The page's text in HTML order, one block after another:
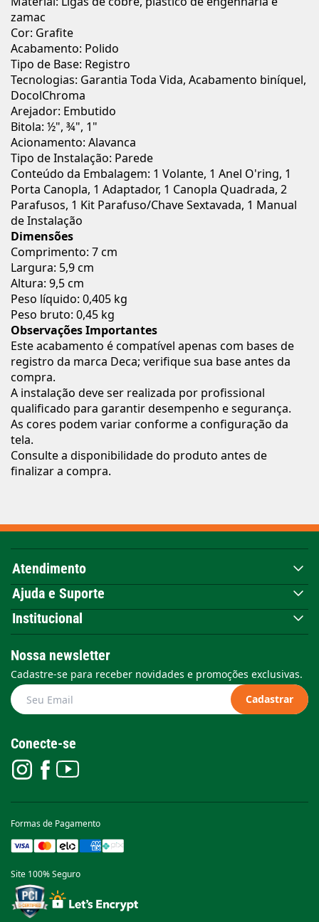
zamac
Cor: Grafite
Acabamento: Polido
Tipo de Base: Registro
Tecnologias: Garantia Toda Vida, Acabamento biníquel,
DocolChroma
Arejador: Embutido
Bitola: ½", ¾", 1"
Acionamento: Alavanca
Tipo de Instalação: Parede
Conteúdo da Embalagem: 1 Volante, 1 Anel O'ring, 1
Porta Canopla, 1 Adaptador, 1 Canopla Quadrada, 2
Parafusos, 1 Kit Parafuso/Chave Sextavada, 1 Manual
de Instalação
Dimensões
Comprimento: 7 cm
Largura: 5,9 cm
Altura: 9,5 cm
Peso líquido: 0,405 kg
Peso bruto: 0,45 kg
Observações Importantes
Este acabamento é compatível apenas com bases de
registro da marca Deca; verifique sua base antes da
compra.
A instalação deve ser realizada por profissional
qualificado para garantir desempenho e segurança.
As cores podem variar conforme a configuração da
tela.
Consulte a disponibilidade do produto antes de
finalizar a compra.
Atendimento
Ajuda e Suporte
Institucional
Nossa newsletter
Cadastre-se para receber novidades e promoções exclusivas.
Cadastrar
Conecte-se
Formas de Pagamento
Site 100% Seguro